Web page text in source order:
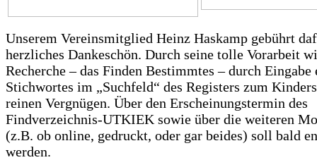
Unserem Vereinsmitglied Heinz Haskamp gebührt
herzliches Dankeschön. Durch seine tolle Vorarbeit
Recherche – das Finden Bestimmtes – durch Eingabe
Stichwortes im „Suchfeld“ des Registers zum
reinen Vergnügen. Über den Erscheinungstermin des
Findverzeichnis-UTKIEK sowie über die weiteren
(z.B. ob online, gedruckt, oder gar beides) soll bald
werden.